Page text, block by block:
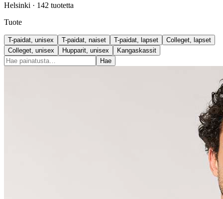
Helsinki · 142 tuotetta
Tuote
T-paidat, unisex T-paidat, naiset T-paidat, lapset
Colleget, lapset
Colleget, unisex
Hupparit, unisex
Kangaskassit
Hae